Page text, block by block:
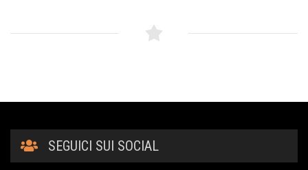
SEGUICI SUI SOCIAL